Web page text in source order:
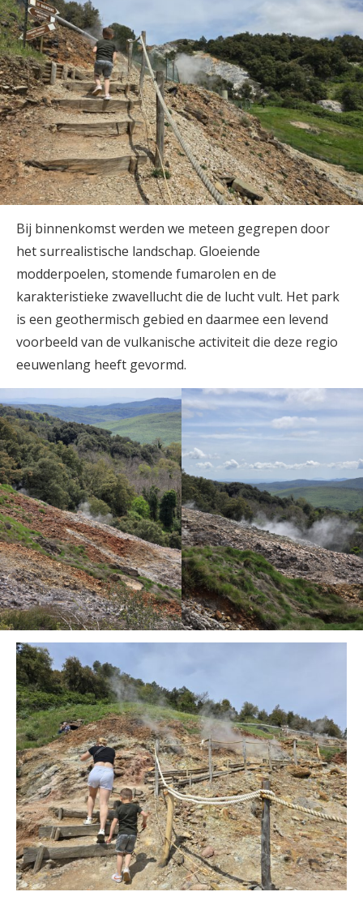
Bij binnenkomst werden we meteen gegrepen door
het surrealistische landschap. Gloeiende
modderpoelen, stomende fumarolen en de
karakteristieke zwavellucht die de lucht vult. Het park
is een geothermisch gebied en daarmee een levend
voorbeeld van de vulkanische activiteit die deze regio
eeuwenlang heeft gevormd.